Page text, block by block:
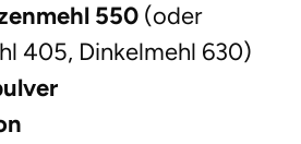
550 (oder
405, Dinkelmehl 630)